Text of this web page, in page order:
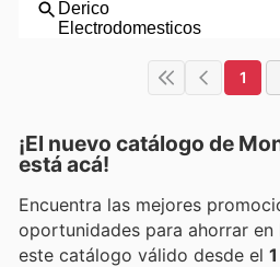
1
¡El nuevo catálogo de
está acá!
Encuentra las mejores
oportunidades para ahorrar en
este catálogo válido desde el